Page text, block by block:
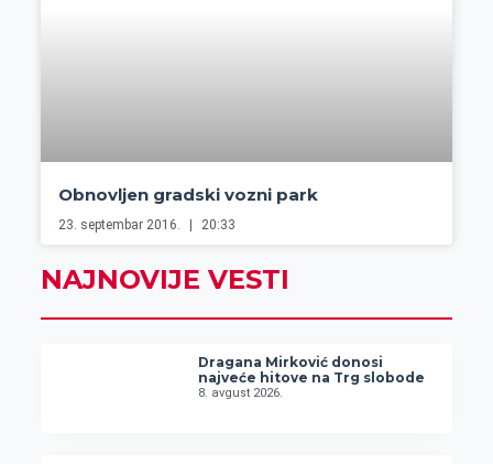
Obnovljen gradski vozni park
23. septembar 2016. 20:33
NAJNOVIJE VESTI
Dragana Mirković donosi
najveće hitove na Trg slobode
8. avgust 2026.